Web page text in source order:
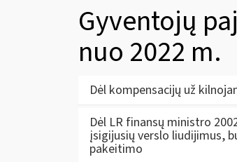
Gyventojų
nuo 2022 m.
Dėl kompensacijų už
Dėl LR finansų ministro
įsigijusių verslo liudijimus,
pakeitimo